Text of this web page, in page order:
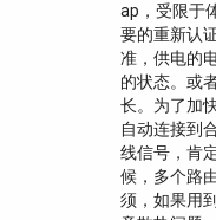
ap，受限于
要的重新认
准，供电的
的状态。或
长。为了加
自动连接到
线信号，肯
候，多个路
须，如果用